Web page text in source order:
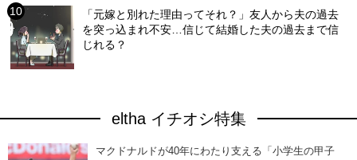
「元嫁と別れた理由ってそれ？」友人から夫の過去
を突っ込まれ不安…信じて結婚した夫の過去まで信
じれる？
eltha イチオシ特集
マクドナルドが40年にわたり支える「小学生の甲子